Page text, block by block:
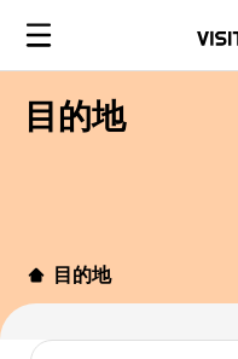
目的地
目的地